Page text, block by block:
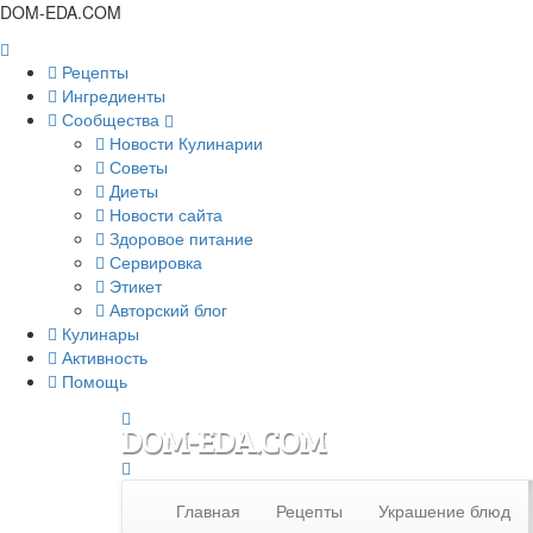
DOM-EDA.COM
Рецепты
Ингредиенты
Сообщества
Новости Кулинарии
Советы
Диеты
Новости сайта
Здоровое питание
Сервировка
Этикет
Авторский блог
Кулинары
Активность
Помощь
Главная Рецепты Украшение блюд